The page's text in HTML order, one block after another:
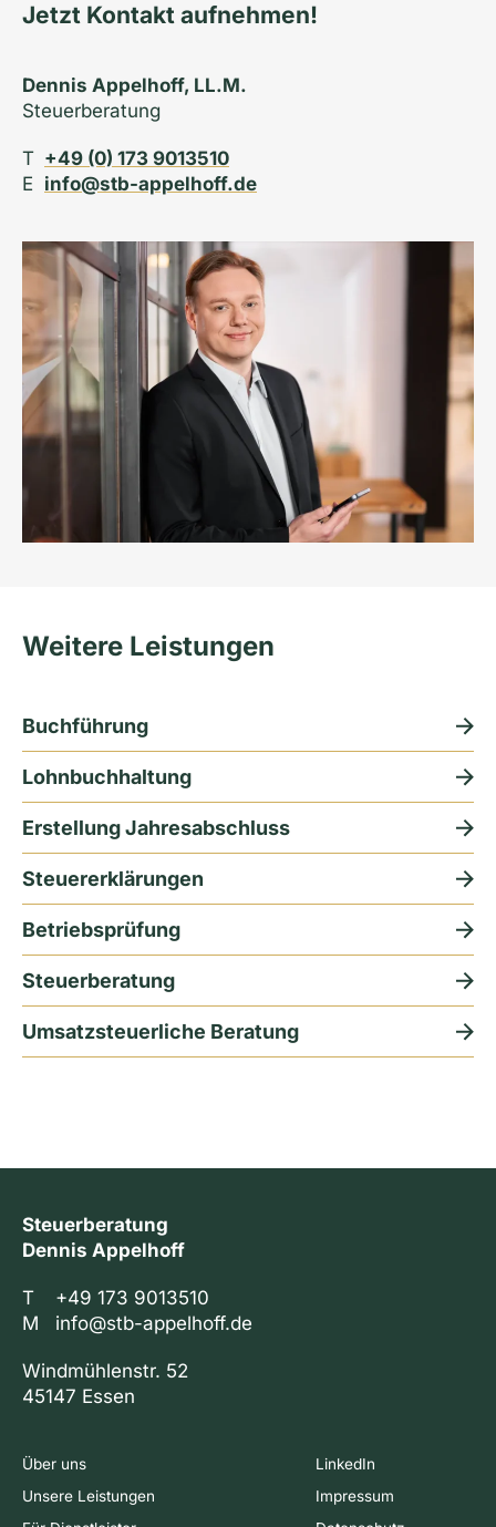
Jetzt Kontakt aufnehmen!
Dennis Appelhoff, LL.M.
Steuerberatung
T +49 (0) 173 9013510
E info@stb-appelhoff.de
Weitere Leistungen
Buchführung
Lohnbuchhaltung
Erstellung Jahresabschluss
Steuererklärungen
Betriebsprüfung
Steuerberatung
Umsatzsteuerliche Beratung
Steuerberatung
Dennis Appelhoff
T
+49 173 9013510
M
info@stb-appelhoff.de
Windmühlenstr. 52
45147 Essen
Über uns
Unsere Leistungen
LinkedIn
Impressum